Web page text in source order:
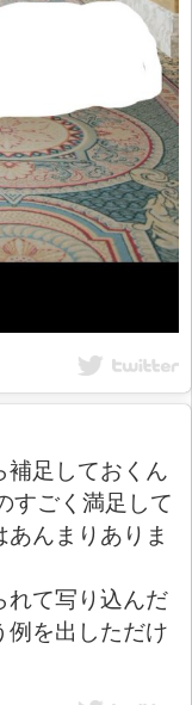
足しておくん
すごく満足して
んまりありま
れて写り込んだ
を出しただけ